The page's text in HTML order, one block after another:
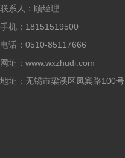
联系人：顾经理
手机：18151519500
电话：0510-85117666
网址：www.wxzhudi.com
地址：无锡市梁溪区凤宾路100号